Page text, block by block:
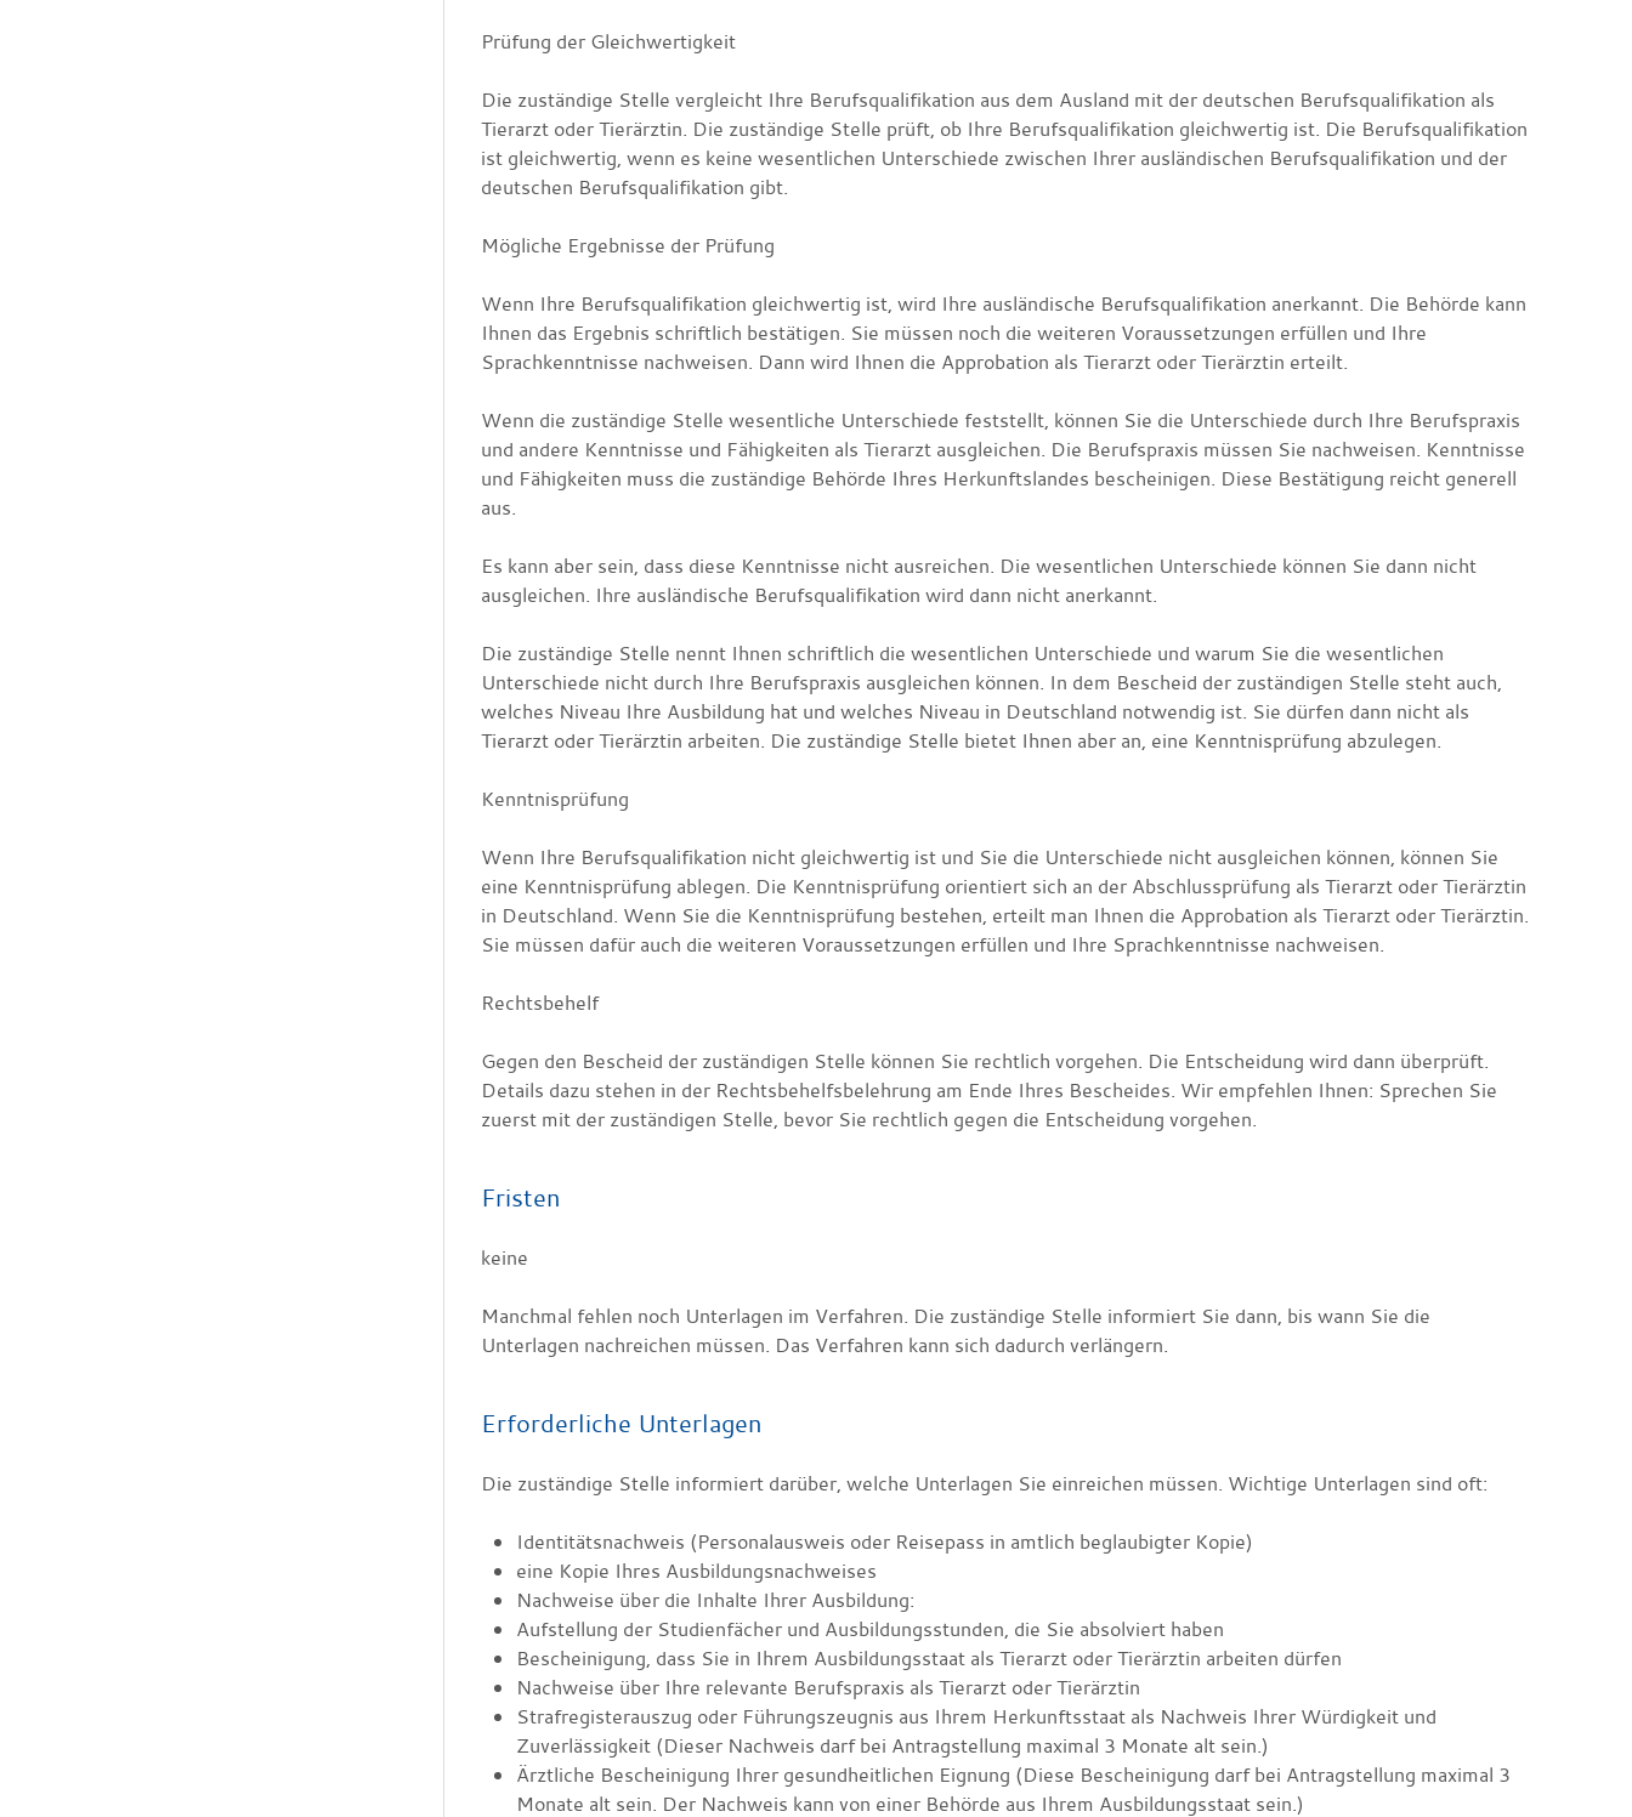
Prüfung der Gleichwertigkeit
Die zuständige Stelle vergleicht Ihre Berufsqualifikation aus dem Ausland mit der deutschen Berufsqualifikation als
Tierarzt oder Tierärztin. Die zuständige Stelle prüft, ob Ihre Berufsqualifikation gleichwertig ist. Die Berufsqualifikation
ist gleichwertig, wenn es keine wesentlichen Unterschiede zwischen Ihrer ausländischen Berufsqualifikation und der
deutschen Berufsqualifikation gibt.
Mögliche Ergebnisse der Prüfung
Wenn Ihre Berufsqualifikation gleichwertig ist, wird Ihre ausländische Berufsqualifikation anerkannt. Die Behörde kann
Ihnen das Ergebnis schriftlich bestätigen. Sie müssen noch die weiteren Voraussetzungen erfüllen und Ihre
Sprachkenntnisse nachweisen. Dann wird Ihnen die Approbation als Tierarzt oder Tierärztin erteilt.
Wenn die zuständige Stelle wesentliche Unterschiede feststellt, können Sie die Unterschiede durch Ihre Berufspraxis
und andere Kenntnisse und Fähigkeiten als Tierarzt ausgleichen. Die Berufspraxis müssen Sie nachweisen. Kenntnisse
und Fähigkeiten muss die zuständige Behörde Ihres Herkunftslandes bescheinigen. Diese Bestätigung reicht generell
aus.
Es kann aber sein, dass diese Kenntnisse nicht ausreichen. Die wesentlichen Unterschiede können Sie dann nicht
ausgleichen. Ihre ausländische Berufsqualifikation wird dann nicht anerkannt.
Die zuständige Stelle nennt Ihnen schriftlich die wesentlichen Unterschiede und warum Sie die wesentlichen
Unterschiede nicht durch Ihre Berufspraxis ausgleichen können. In dem Bescheid der zuständigen Stelle steht auch,
welches Niveau Ihre Ausbildung hat und welches Niveau in Deutschland notwendig ist. Sie dürfen dann nicht als
Tierarzt oder Tierärztin arbeiten. Die zuständige Stelle bietet Ihnen aber an, eine Kenntnisprüfung abzulegen.
Kenntnisprüfung
Wenn Ihre Berufsqualifikation nicht gleichwertig ist und Sie die Unterschiede nicht ausgleichen können, können Sie
eine Kenntnisprüfung ablegen. Die Kenntnisprüfung orientiert sich an der Abschlussprüfung als Tierarzt oder Tierärztin
in Deutschland. Wenn Sie die Kenntnisprüfung bestehen, erteilt man Ihnen die Approbation als Tierarzt oder Tierärztin.
Sie müssen dafür auch die weiteren Voraussetzungen erfüllen und Ihre Sprachkenntnisse nachweisen.
Rechtsbehelf
Gegen den Bescheid der zuständigen Stelle können Sie rechtlich vorgehen. Die Entscheidung wird dann überprüft.
Details dazu stehen in der Rechtsbehelfsbelehrung am Ende Ihres Bescheides. Wir empfehlen Ihnen: Sprechen Sie
zuerst mit der zuständigen Stelle, bevor Sie rechtlich gegen die Entscheidung vorgehen.
Fristen
keine
Manchmal fehlen noch Unterlagen im Verfahren. Die zuständige Stelle informiert Sie dann, bis wann Sie die
Unterlagen nachreichen müssen. Das Verfahren kann sich dadurch verlängern.
Erforderliche Unterlagen
Die zuständige Stelle informiert darüber, welche Unterlagen Sie einreichen müssen. Wichtige Unterlagen sind oft:
Identitätsnachweis (Personalausweis oder Reisepass in amtlich beglaubigter Kopie)
eine Kopie Ihres Ausbildungsnachweises
Nachweise über die Inhalte Ihrer Ausbildung:
Aufstellung der Studienfächer und Ausbildungsstunden, die Sie absolviert haben
Bescheinigung, dass Sie in Ihrem Ausbildungsstaat als Tierarzt oder Tierärztin arbeiten dürfen
Nachweise über Ihre relevante Berufspraxis als Tierarzt oder Tierärztin
Strafregisterauszug oder Führungszeugnis aus Ihrem Herkunftsstaat als Nachweis Ihrer Würdigkeit und
Zuverlässigkeit (Dieser Nachweis darf bei Antragstellung maximal 3 Monate alt sein.)
Ärztliche Bescheinigung Ihrer gesundheitlichen Eignung (Diese Bescheinigung darf bei Antragstellung maximal 3
Monate alt sein. Der Nachweis kann von einer Behörde aus Ihrem Ausbildungsstaat sein.)